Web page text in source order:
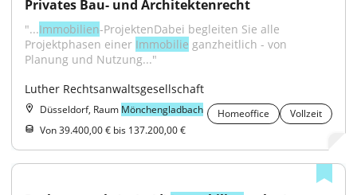
Privates Bau- und Architektenrecht
"...Immobilien-ProjektenDabei begleiten Sie alle
Projektphasen einer Immobilie ganzheitlich - von
Planung und Nutzung..."
Luther Rechtsanwaltsgesellschaft
Düsseldorf, Raum Mönchengladbach Homeoffice
Vollzeit
Von 39.400,00 € bis 137.200,00 €